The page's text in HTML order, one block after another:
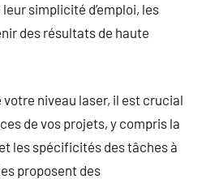
simplicité d’emploi, les
des résultats de haute
votre niveau laser, il est crucial
de vos projets, y compris la
les spécificités des tâches à
proposent des